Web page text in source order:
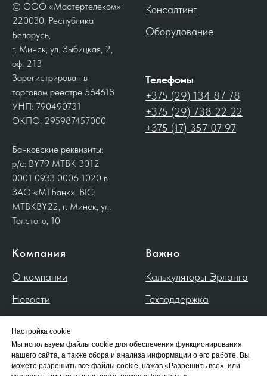
Настройка cookie
Мы используем файлы cookie для обеспечения функционирования
нашего сайта, а также сбора и анализа информации о его работе. Вы
можете разрешить все файлы cookie, нажав «Разрешить все», или
© ООО «Мастертелеком»
220030, Республика
Беларусь,
г. Минск, ул. Зыбицкая, 2,
оф. 213
Зарегистрирован в
торговом реестре 564618
УНП: 790490731
ОКПО: 295987457000
Банковские реквизиты:
р/с: BY79 MTBK 3012
0001 0933 0006 1020 в
ЗАО «МТБанк», BIC:
MTBKBY22, г. Минск, ул.
Толстого, 10
Консалтинг
Оборудование
Телефоны
+375 (29) 134 87 78
+375 (29) 738 22 22
+375 (17) 357 07 97
Компания
О компании
Новости
---
Политика обработки
Важно
Калькуляторы Эрланга
Техподдержка